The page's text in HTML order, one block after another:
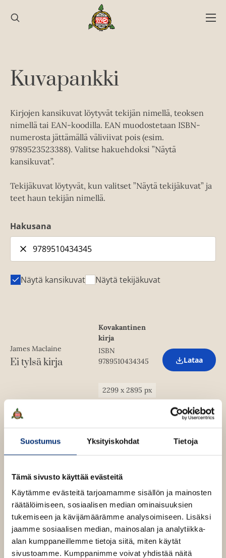
Suostumus Yksityiskohdat Tietoja
Tämä sivusto käyttää evästeitä
Käytämme evästeitä tarjoamamme sisällön ja mainosten
räätälöimiseen, sosiaalisen median ominaisuuksien
tukemiseen ja kävijämäärämme analysoimiseen. Lisäksi
jaamme sosiaalisen median, mainosalan ja analytiikka-
alan kumppaneillemme tietoja siitä, miten käytät
sivustoamme. Kumppanimme voivat yhdistää näitä
sisältöön
Kuvapankki
Kirjojen kansikuvat löytyvät tekijän nimellä, teoksen
nimellä tai EAN-koodilla. EAN muodostetaan ISBN-
numerosta jättämällä väliviivat pois (esim.
9789523523388). Valitse hakuehdoksi ”Näytä
kansikuvat”.
Tekijäkuvat löytyvät, kun valitset ”Näytä tekijäkuvat” ja
teet haun tekijän nimellä.
Hakusana
Näytä kansikuvat Näytä tekijäkuvat
James Maclaine
Ei tylsä kirja
Kovakantinen
kirja
ISBN
9789510434345
2299 x2895 px
O
p
s
i
n
w
Lataa